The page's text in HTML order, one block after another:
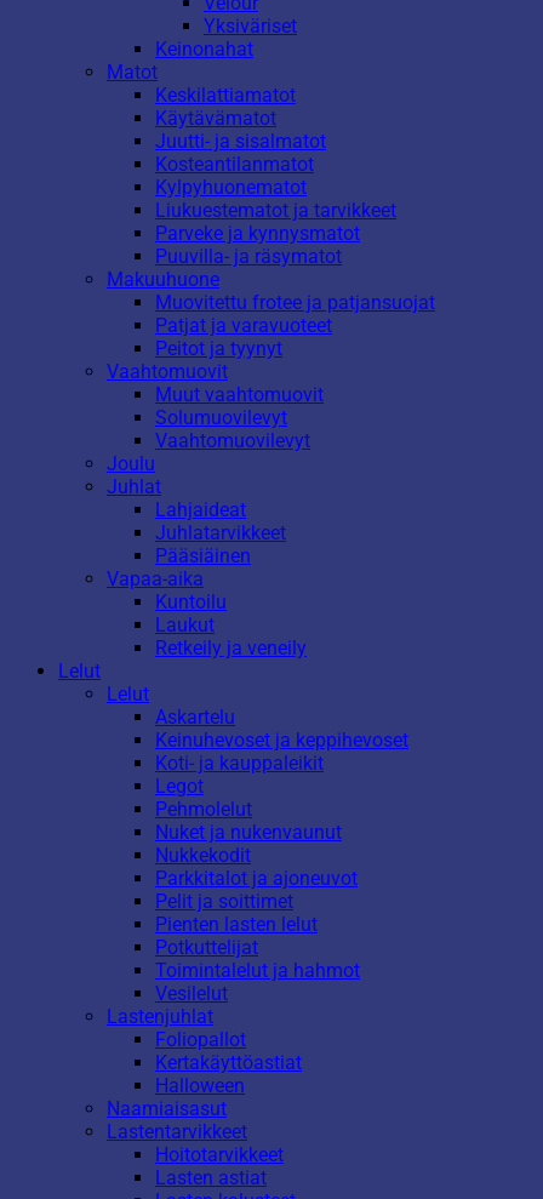
Yksiväriset
Keinonahat
Matot
Keskilattiamatot
Käytävämatot
Juutti- ja sisalmatot
Kosteantilanmatot
Kylpyhuonematot
Liukuestematot ja tarvikkeet
Parveke ja kynnysmatot
Puuvilla- ja räsymatot
Makuuhuone
Muovitettu frotee ja patjansuojat
Patjat ja varavuoteet
Peitot ja tyynyt
Vaahtomuovit
Muut vaahtomuovit
Solumuovilevyt
Vaahtomuovilevyt
Joulu
Juhlat
Lahjaideat
Juhlatarvikkeet
Pääsiäinen
Vapaa-aika
Kuntoilu
Laukut
Retkeily ja veneily
Lelut
Lelut
Askartelu
Keinuhevoset ja keppihevoset
Koti- ja kauppaleikit
Legot
Pehmolelut
Nuket ja nukenvaunut
Nukkekodit
Parkkitalot ja ajoneuvot
Pelit ja soittimet
Pienten lasten lelut
Potkuttelijat
Toimintalelut ja hahmot
Vesilelut
Lastenjuhlat
Foliopallot
Kertakäyttöastiat
Halloween
Naamiaisasut
Lastentarvikkeet
Hoitotarvikkeet
Lasten astiat